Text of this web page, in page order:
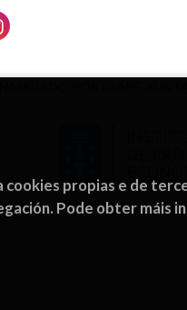
cookies propias e de
Pode obter máis